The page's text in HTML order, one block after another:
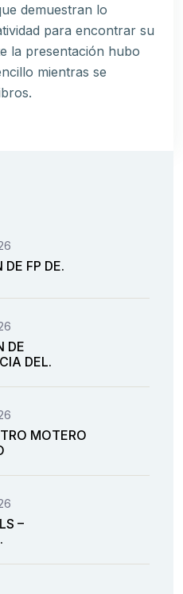
demuestran lo
para encontrar su
la presentación hubo
mientras se
DE FP DE.
DE
DEL.
MOTERO
–